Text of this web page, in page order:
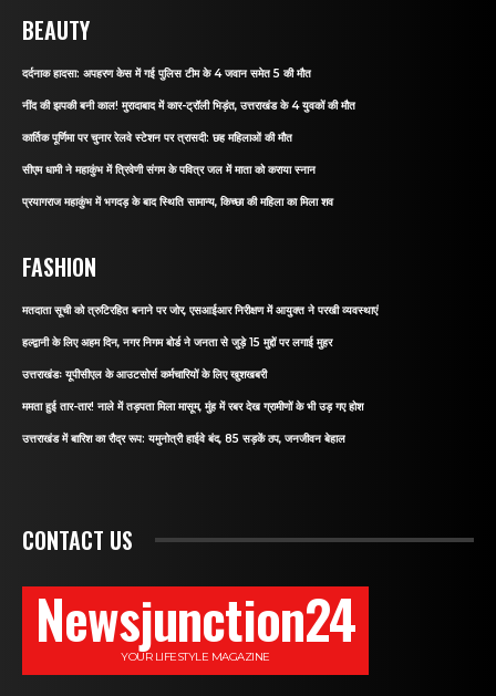
BEAUTY
दर्दनाक हादसा: अपहरण केस में गई पुलिस टीम के 4 जवान समेत 5 की मौत
नींद की झपकी बनी काल! मुरादाबाद में कार-ट्रॉली भिड़ंत, उत्तराखंड के 4 युवकों की मौत
कार्तिक पूर्णिमा पर चुनार रेलवे स्टेशन पर त्रासदी: छह महिलाओं की मौत
सीएम धामी ने महाकुंभ में त्रिवेणी संगम के पवित्र जल में माता को कराया स्नान
प्रयागराज महाकुंभ में भगदड़ के बाद स्थिति सामान्य, किच्छा की महिला का मिला शव
FASHION
मतदाता सूची को त्रुटिरहित बनाने पर जोर, एसआईआर निरीक्षण में आयुक्त ने परखी व्यवस्थाएं
हल्द्वानी के लिए अहम दिन, नगर निगम बोर्ड ने जनता से जुड़े 15 मुद्दों पर लगाई मुहर
उत्तराखंडः यूपीसीएल के आउटसोर्स कर्मचारियों के लिए खुशखबरी
ममता हुई तार-तार! नाले में तड़पता मिला मासूम, मुंह में रबर देख ग्रामीणों के भी उड़ गए होश
उत्तराखंड में बारिश का रौद्र रूप: यमुनोत्री हाईवे बंद, 85 सड़कें ठप, जनजीवन बेहाल
CONTACT US
Newsjunction24
YOUR LIFESTYLE MAGAZINE